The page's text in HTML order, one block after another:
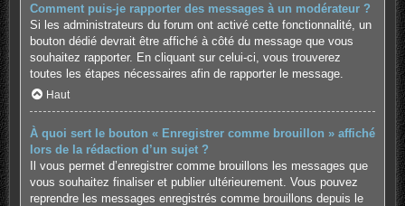
Comment puis-je rapporter des messages à un modérateur ?
Si les administrateurs du forum ont activé cette fonctionnalité, un
bouton dédié devrait être affiché à côté du message que vous
souhaitez rapporter. En cliquant sur celui-ci, vous trouverez
toutes les étapes nécessaires afin de rapporter le message.
Haut
À quoi sert le bouton « Enregistrer comme brouillon » affiché
lors de la rédaction d’un sujet ?
Il vous permet d’enregistrer comme brouillons les messages que
vous souhaitez finaliser et publier ultérieurement. Vous pouvez
reprendre les messages enregistrés comme brouillons depuis le